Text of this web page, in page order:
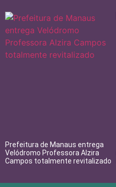
Prefeitura de Manaus entrega
Velódromo Professora Alzira
Campos totalmente revitalizado